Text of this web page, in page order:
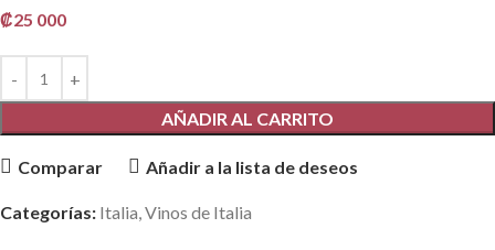
₡25 000
AÑADIR AL CARRITO
Comparar Añadir a la lista de deseos
Categorías: Italia,Vinos de Italia